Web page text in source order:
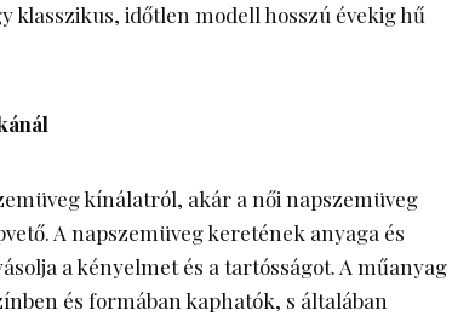
klasszikus, időtlen modell hosszú évekig hű
kínálatról, akár a női napszemüveg
A napszemüveg keretének anyaga és
a kényelmet és a tartósságot. A műanyag
és formában kaphatók, s általában